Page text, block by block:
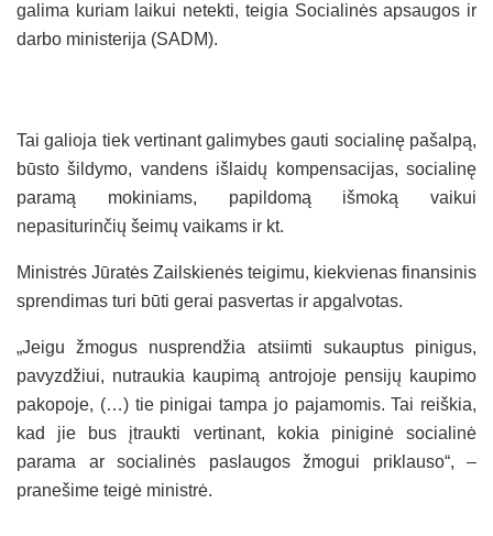
galima kuriam laikui netekti, teigia Socialinės apsaugos ir
darbo ministerija (SADM).
Tai galioja tiek vertinant galimybes gauti socialinę pašalpą,
būsto šildymo, vandens išlaidų kompensacijas, socialinę
paramą mokiniams, papildomą išmoką vaikui
nepasiturinčių šeimų vaikams ir kt.
Ministrės Jūratės Zailskienės teigimu, kiekvienas finansinis
sprendimas turi būti gerai pasvertas ir apgalvotas.
„Jeigu žmogus nusprendžia atsiimti sukauptus pinigus,
pavyzdžiui, nutraukia kaupimą antrojoje pensijų kaupimo
pakopoje, (…) tie pinigai tampa jo pajamomis. Tai reiškia,
kad jie bus įtraukti vertinant, kokia piniginė socialinė
parama ar socialinės paslaugos žmogui priklauso“, –
pranešime teigė ministrė.